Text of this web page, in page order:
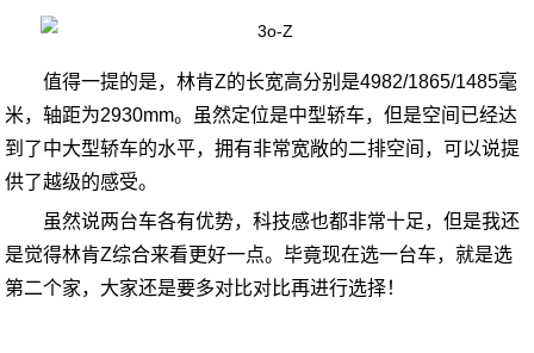
值得一提的是，林肯Z的长宽高分别是4982/1865/1485毫
米，轴距为2930mm。虽然定位是中型轿车，但是空间已经达
到了中大型轿车的水平，拥有非常宽敞的二排空间，可以说提
供了越级的感受。
虽然说两台车各有优势，科技感也都非常十足，但是我还
是觉得林肯Z综合来看更好一点。毕竟现在选一台车，就是选
第二个家，大家还是要多对比对比再进行选择！